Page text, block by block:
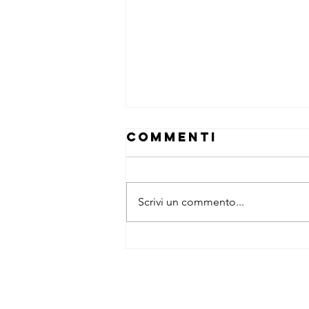
Commenti
Scrivi un commento...